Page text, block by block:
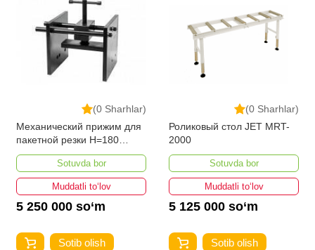
(0 Sharhlar)
Механический прижим для
пакетной резки H=180
(MBS-910CSP/MBS-
1011DAP/MBS-1011DASP)
Sotuvda bor
Muddatli to‘lov
5 250 000 so‘m
Sotib olish
(0 Sharhlar)
Роликовый стол JET MRT-
2000
Sotuvda bor
Muddatli to‘lov
5 125 000 so‘m
Sotib olish